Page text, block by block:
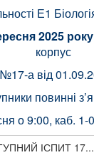
Е1
2025
корпус
а від
повинні
о 9:00, каб. 1-
ІСПИТ 17...